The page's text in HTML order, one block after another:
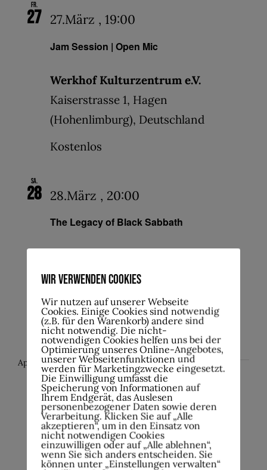
Fr.
27
Jam Session | Open Mic
27.März , 19:00
Werkhof Kulturzentrum e.V.
Kaiserstrasse 1, Hagen
(Hohenlimburg), Deutschland
Kostenlos
Sa.
28
The Legacy of Black Sabbath
28.März , 20:00
KatakombeKaiserstr. 1, Hagen,
Deutschland
€15.00
April 2026
WELDED & Destince – Thrash ´til thrash
10.April , 20:00
Werkhof Hohenlimburg e.V. in der
Wir verwenden Cookies
Wir nutzen auf unserer Webseite
Cookies. Einige Cookies sind notwendig
(z.B. für den Warenkorb) andere sind
nicht notwendig. Die nicht-
notwendigen Cookies helfen uns bei der
Optimierung unseres Online-Angebotes,
unserer Webseitenfunktionen und
werden für Marketingzwecke eingesetzt.
Die Einwilligung umfasst die
Speicherung von Informationen auf
Ihrem Endgerät, das Auslesen
personenbezogener Daten sowie deren
Verarbeitung. Klicken Sie auf „Alle
akzeptieren“, um in den Einsatz von
nicht notwendigen Cookies
einzuwilligen oder auf „Alle ablehnen“,
wenn Sie sich anders entscheiden. Sie
können unter „Einstellungen verwalten“